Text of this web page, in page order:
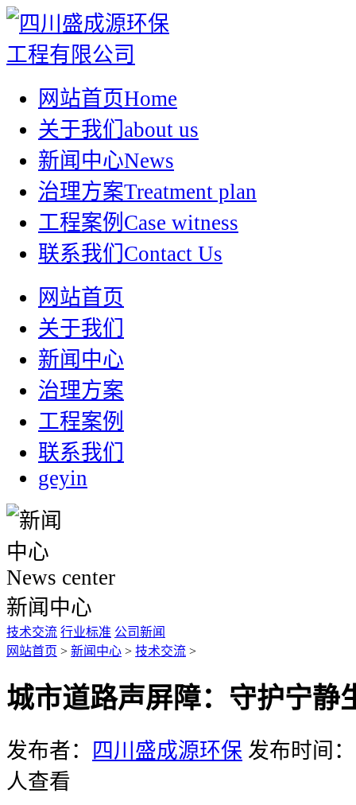
网站首页Home
关于我们 about us
新闻中心News
治理方案Treatment plan
工程案例 Case witness
联系我们 Contact Us
网站首页
关于我们
新闻中心
治理方案
工程案例
联系我们
geyin
News center
新闻中心
技术交流 行业标准 公司新闻
网站首页 > 新闻中心 > 技术交流 >
城市道路声屏障：守护宁静
发布者： 四川盛成源环保 发布时间
人查看